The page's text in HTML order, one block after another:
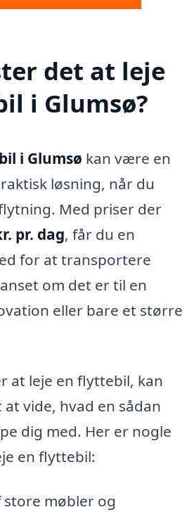
det at leje
i Glumsø?
i Glumsø kan være en
løsning, når du
Med priser der
pr. dag, får du en
for at transportere
om det er til en
eller bare et større
at leje en flyttebil, kan
vide, hvad en sådan
dig med. Her er nogle
en flyttebil:
møbler og